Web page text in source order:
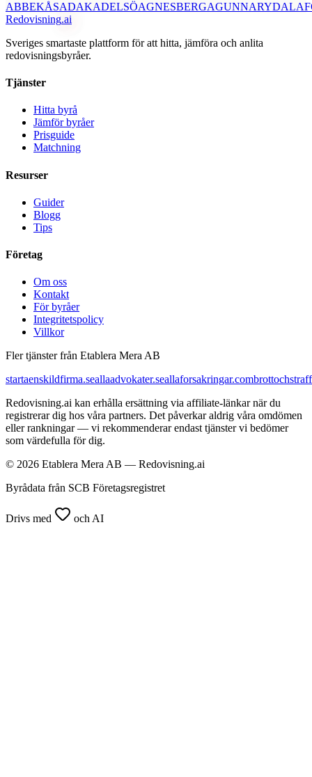
ABBEKÅSADAKADELSÖAGNESBERGAGUNNARYD
Redovisning.ai
Sveriges smartaste plattform för att hitta, jämföra och anlita
redovisningsbyråer.
Tjänster
Hitta byrå
Jämför byråer
Prisguide
Matchning
Resurser
Guider
Blogg
Tips
Företag
Om oss
Kontakt
För byråer
Integritetspolicy
Villkor
Fler tjänster från Etablera Mera AB
startaenskildfirma.seallaadvokater.seallaforsakringar.com
Redovisning.ai kan erhålla ersättning via affiliate-länkar när du
registrerar dig hos våra partners. Det påverkar aldrig våra omdömen
eller rankningar — vi rekommenderar endast tjänster vi bedömer
som värdefulla för dig.
© 2026 Etablera Mera AB — Redovisning.ai
Byrådata från SCB Företagsregistret
Drivs med och AI